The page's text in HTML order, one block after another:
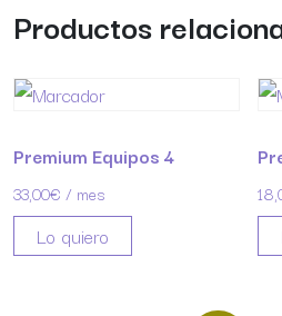
Productos
Premium Equipos 4
33,00€ / mes
Lo quiero